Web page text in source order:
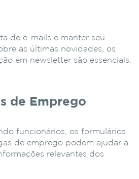
de e-mails e manter seu
as últimas novidades, os
em newsletter são essenciais.
de Emprego
funcionários, os formulários
de emprego podem ajudar a
relevantes dos